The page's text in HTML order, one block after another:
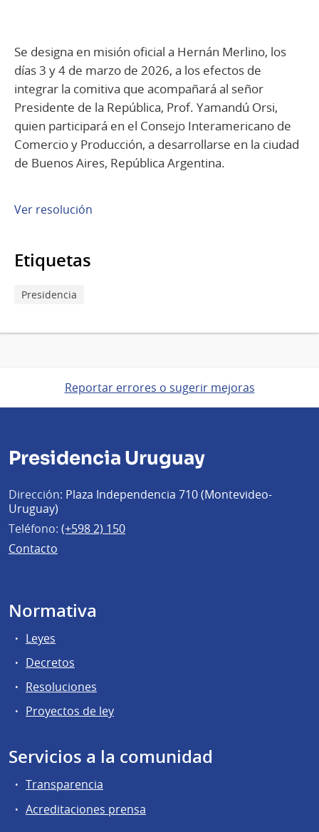
Se designa en misión oficial a Hernán Merlino, los
días 3 y 4 de marzo de 2026, a los efectos de
integrar la comitiva que acompañará al señor
Presidente de la República, Prof. Yamandú Orsi,
quien participará en el Consejo Interamericano de
Comercio y Producción, a desarrollarse en la ciudad
de Buenos Aires, República Argentina.
Ver resolución
Etiquetas
Presidencia
Reportar errores o sugerir mejoras
Presidencia Uruguay
Dirección: Plaza Independencia 710 (Montevideo-
Uruguay)
Teléfono: (+598 2) 150
Contacto
Normativa
Leyes
Decretos
Resoluciones
Proyectos de ley
Servicios a la comunidad
Transparencia
Acreditaciones prensa